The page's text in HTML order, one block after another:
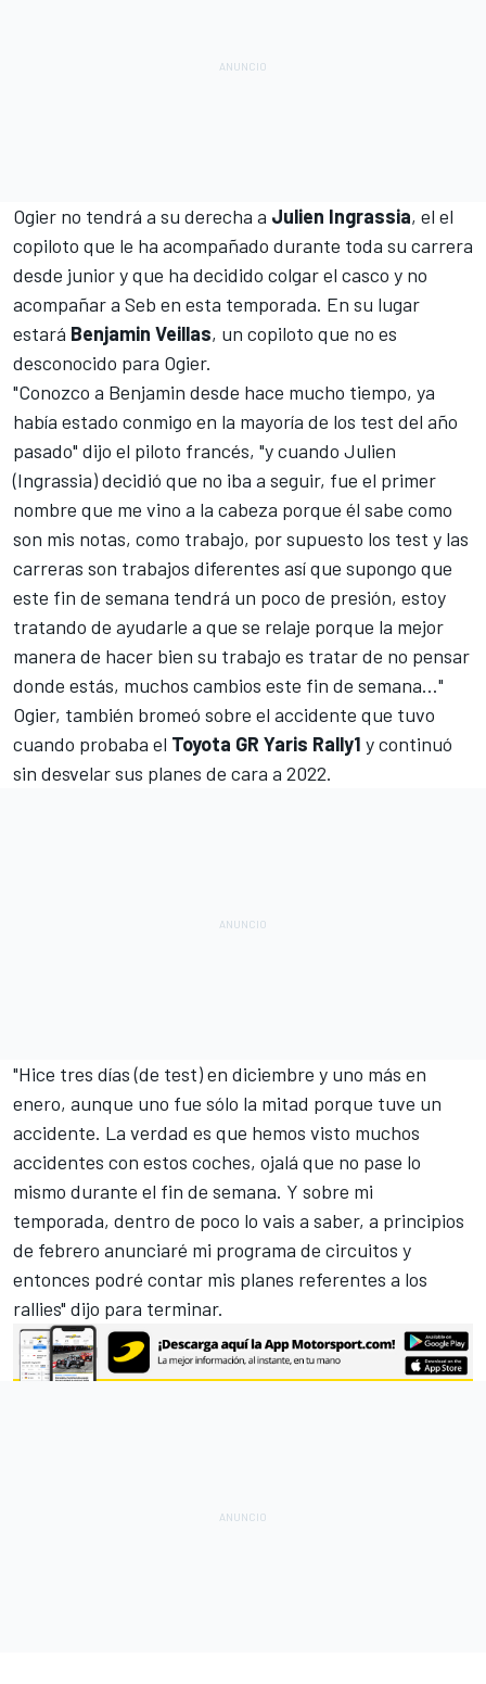
Ogier no tendrá a su derecha a Julien Ingrassia, el el
copiloto que le ha acompañado durante toda su carrera
desde junior y que ha decidido colgar el casco y no
acompañar a Seb en esta temporada. En su lugar
estará Benjamin Veillas, un copiloto que no es
desconocido para Ogier.
"Conozco a Benjamin desde hace mucho tiempo, ya
había estado conmigo en la mayoría de los test del año
pasado" dijo el piloto francés, "y cuando Julien
(Ingrassia) decidió que no iba a seguir, fue el primer
nombre que me vino a la cabeza porque él sabe como
son mis notas, como trabajo, por supuesto los test y las
carreras son trabajos diferentes así que supongo que
este fin de semana tendrá un poco de presión, estoy
tratando de ayudarle a que se relaje porque la mejor
manera de hacer bien su trabajo es tratar de no pensar
donde estás, muchos cambios este fin de semana…"
Ogier, también bromeó sobre el accidente que tuvo
cuando probaba el Toyota GR Yaris Rally1 y continuó
sin desvelar sus planes de cara a 2022.
"Hice tres días (de test) en diciembre y uno más en
enero, aunque uno fue sólo la mitad porque tuve un
accidente. La verdad es que hemos visto muchos
accidentes con estos coches, ojalá que no pase lo
mismo durante el fin de semana. Y sobre mi
temporada, dentro de poco lo vais a saber, a principios
de febrero anunciaré mi programa de circuitos y
entonces podré contar mis planes referentes a los
rallies" dijo para terminar.